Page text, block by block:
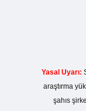
Yasal Uyarı:
araştırma
şahıs